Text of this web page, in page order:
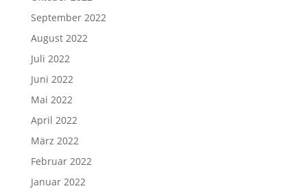
September 2022
August 2022
Juli 2022
Juni 2022
Mai 2022
April 2022
März 2022
Februar 2022
Januar 2022